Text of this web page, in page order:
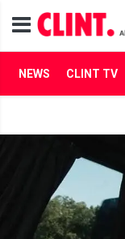
NEWS CLINT TV